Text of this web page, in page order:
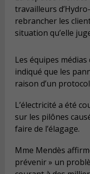
travailleurs
rebrancher les
situation qu’elle
Les équipes
indiqué que les
raison d’un
L’électricité a été
sur les pilônes
faire de l’élagage.
Mme Mendès
prévenir » un